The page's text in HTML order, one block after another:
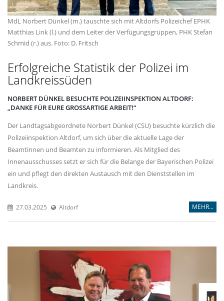
MdL Norbert Dünkel (m.) tauschte sich mit Altdorfs Polizeichef EPHK
Matthias Link (l.) und dem Leiter der Verfügungsgruppen, PHK Stefan
Schmid (r.) aus. Foto: D. Fritsch
Erfolgreiche Statistik der Polizei im
Landkreissüden
NORBERT DÜNKEL BESUCHTE POLIZEIINSPEKTION ALTDORF:
DANKE FÜR EURE GROSSARTIGE ARBEIT!“
Der Landtagsabgeordnete Norbert Dünkel (CSU) besuchte kürzlich die
Polizeiinspektion Altdorf, um sich über die aktuelle Lage der
Beamtinnen und Beamten zu informieren. Als Mitglied des
Innenausschusses setzt er sich für die Belange der Bayerischen Polizei
ein und pflegt den direkten Austausch mit den Dienststellen im
Landkreis.
27.03.2025 Altdorf MEHR...